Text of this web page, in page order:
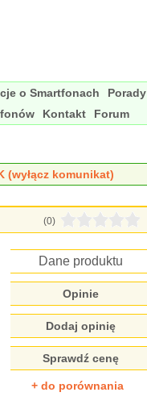
o Smartfonach Porady
Kontakt Forum
(wyłącz komunikat)
(0)
Dane produktu
Opinie
Dodaj opinię
Sprawdź cenę
+ do porównania